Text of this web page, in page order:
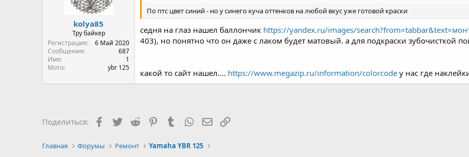
kolya85
Тру байкер
Регистрация
6 Май 2020
Сообщения
687
Имя
1
Мото
ybr 125
По птс цвет синий - но у синего куча оттенков на любой вкус уже готовой краски
седня на глаз нашел баллончик https://yandex.ru/images/
403), но понятно что он даже с лаком будет матовый. а для подкраски зубочисткой
какой то сайт нашел.... https://www.megazip.ru/information/colorcode у нас где
Поделиться: Facebook
TwitterReddit PinterestTumblrWhatsAppЭлектронная почта
Ссылка
Главная Форумы Ремонт Yamaha YBR 125